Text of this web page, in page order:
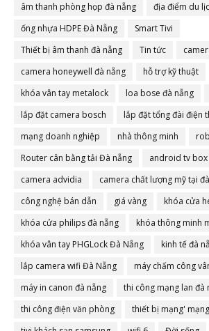
âm thanh phòng họp đà nẵng
địa điểm du
ống nhựa HDPE Đà Nẵng
Smart Tivi
Thiết bị âm thanh đà nẵng
Tin tức
camera honeywell đà nẵng
hỗ trợ kỹ thuật
khóa vân tay metalock
loa bose đà nẵng
lắp đặt camera bosch
lắp đặt tổng đài điện
mạng doanh nghiệp
nhà thông minh
Router cân bằng tải Đà nẵng
android tv box
camera advidia
camera chất lượng mỹ tại
công nghệ bán dẫn
giá vàng
khóa cửa
khóa cửa philips đà nẵng
khóa thông minh
khóa vân tay PHGLock Đà Nẵng
kinh tế đà
lắp camera wifi Đà Nẵng
máy chấm công
máy in canon đà nẵng
thi công mạng lan đà
thi công điện văn phòng
thiết bị mạng'